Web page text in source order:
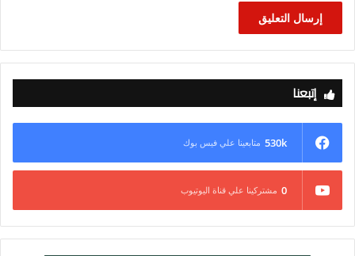
إتبعنا
530k متابعينا علي فيس بوك
0 مشتركينا علي قناة اليوتيوب